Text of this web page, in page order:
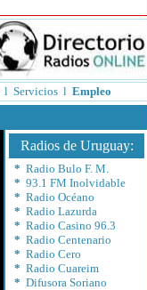
l Servicios l Empleo
Radios de Uruguay:
* Radio Bulo F. M.
* 93.1 FM Inolvidable
* Radio Océano
* Radio Lazurda
* Radio Casino 96.3
* Radio Centenario
* Radio Cero
* Radio Cuareim
* Difusora Soriano